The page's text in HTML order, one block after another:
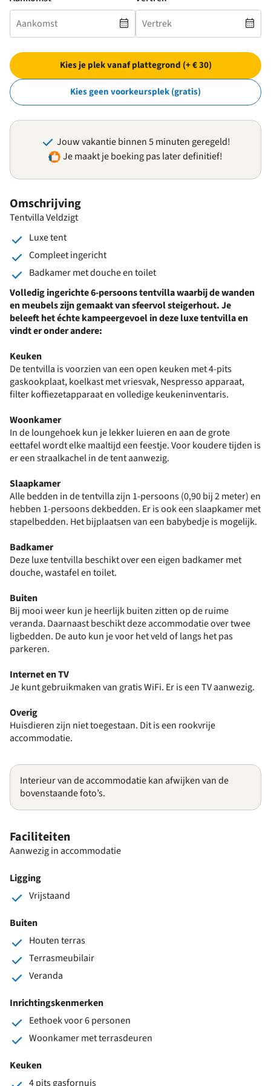
Omschrijving
Tentvilla Veldzigt
Luxe tent
Compleet ingericht
Badkamer met douche en toilet
Volledig ingerichte 6-persoons tentvilla waarbij de wanden
en meubels zijn gemaakt van sfeervol steigerhout. Je
beleeft het échte kampeergevoel in deze luxe tentvilla en
vindt er onder andere:
Keuken
De tentvilla is voorzien van een open keuken met 4-pits
gaskookplaat, koelkast met vriesvak, Nespresso apparaat,
filter koffiezetapparaat en volledige keukeninventaris.
Woonkamer
In de loungehoek kun je lekker luieren en aan de grote
eettafel wordt elke maaltijd een feestje. Voor koudere tijden is
er een straalkachel in de tent aanwezig.
Slaapkamer
Alle bedden in de tentvilla zijn 1-persoons (0,90 bij 2 meter) en
hebben 1-persoons dekbedden. Er is ook een slaapkamer met
stapelbedden. Het bijplaatsen van een babybedje is mogelijk.
Badkamer
Deze luxe tentvilla beschikt over een eigen badkamer met
douche, wastafel en toilet.
Buiten
Bij mooi weer kun je heerlijk buiten zitten op de ruime
veranda. Daarnaast beschikt deze accommodatie over twee
ligbedden. De auto kun je voor het veld of langs het pas
parkeren.
Internet en TV
Je kunt gebruikmaken van gratis WiFi. Er is een TV aanwezig.
Overig
Huisdieren zijn niet toegestaan. Dit is een rookvrije
accommodatie.
Interieur van de accommodatie kan afwijken van de
bovenstaande foto’s.
Kies je plek vanaf plattegrond (+ € 30)
Kies geen voorkeursplek (gratis)
Jouw vakantie binnen 5 minuten geregeld!
Je maakt je boeking pas later definitief!
Faciliteiten
Aanwezig in accommodatie
Ligging
Vrijstaand
Buiten
Houten terras
Terrasmeubilair
Veranda
Inrichtingskenmerken
Eethoek voor 6 personen
Woonkamer met terrasdeuren
Keuken
4 pits gasfornuis